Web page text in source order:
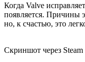
Когда Valve исправляет
появляется. Причины
но, к счастью, это
Скриншот через Steam